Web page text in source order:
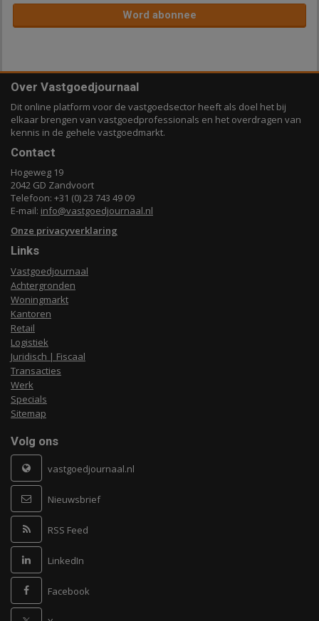
Word abonnee
Over Vastgoedjournaal
Dit online platform voor de vastgoedsector heeft als doel het bij
elkaar brengen van vastgoedprofessionals en het overdragen van
kennis in de gehele vastgoedmarkt.
Contact
Hogeweg 19
2042 GD Zandvoort
Telefoon: +31 (0) 23 743 49 09
E-mail: info@vastgoedjournaal.nl
Onze privacyverklaring
Links
Vastgoedjournaal
Achtergronden
Woningmarkt
Kantoren
Retail
Logistiek
Juridisch | Fiscaal
Transacties
Werk
Specials
Sitemap
Volg ons
vastgoedjournaal.nl
Nieuwsbrief
RSS Feed
LinkedIn
Facebook